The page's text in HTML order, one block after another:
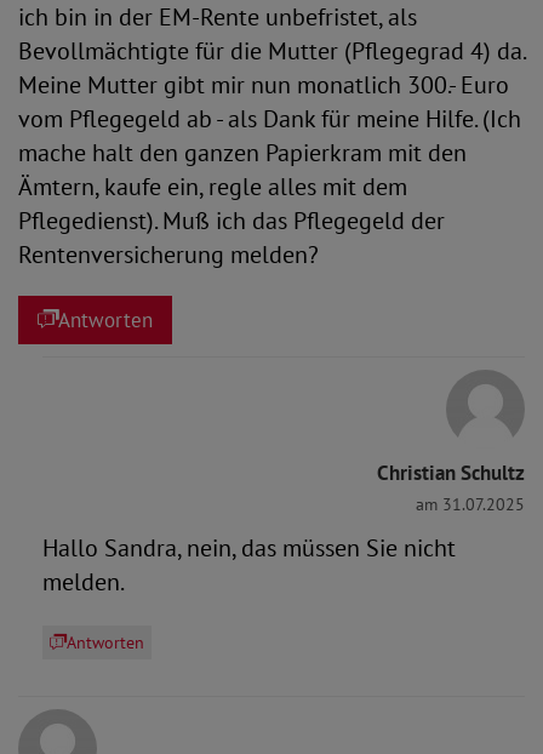
ich bin in der EM-Rente unbefristet, als
Bevollmächtigte für die Mutter (Pflegegrad 4) da.
Meine Mutter gibt mir nun monatlich 300.- Euro
vom Pflegegeld ab - als Dank für meine Hilfe. (Ich
mache halt den ganzen Papierkram mit den
Ämtern, kaufe ein, regle alles mit dem
Pflegedienst). Muß ich das Pflegegeld der
Rentenversicherung melden?
Antworten
Christian Schultz
am 31.07.2025
Hallo Sandra, nein, das müssen Sie nicht
melden.
Antworten